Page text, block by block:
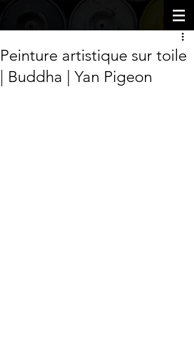
Peinture artistique sur toile
| Buddha | Yan Pigeon